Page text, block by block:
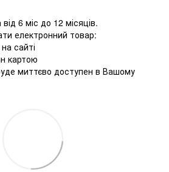
6 міс до 12 місяців.
електронний товар:
сайті
картою
миттєво доступен в Вашому